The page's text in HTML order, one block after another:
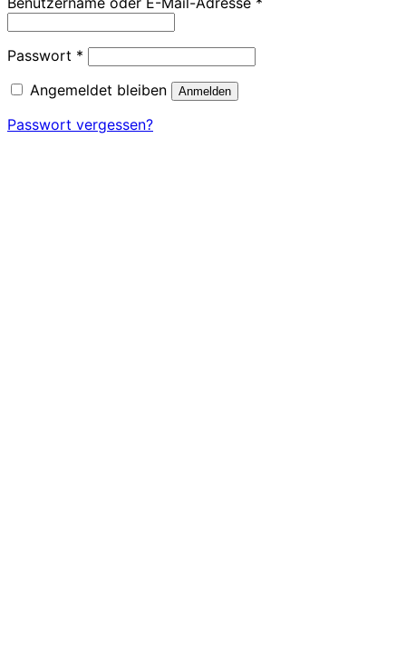
Passwort * Erforderlich
Angemeldet bleiben
Anmelden
Passwort vergessen?